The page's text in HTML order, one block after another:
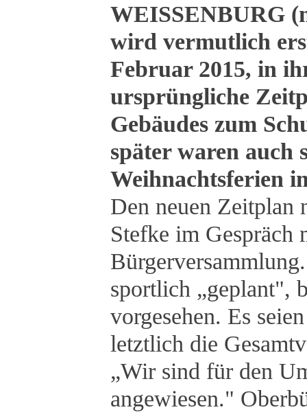
WEISSENBURG
wird vermutlich
Februar 2015, in
ursprüngliche
Gebäudes zum
später waren auch
Weihnachtsferien
Den neuen Zeitplan
Stefke im Gespräch
sportlich „geplant",
vorgesehen. Es
letztlich die
„Wir sind für den
angewiesen."